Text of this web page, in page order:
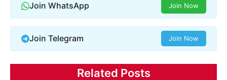
Join WhatsApp Join Now
Join Telegram Join Now
Related Posts